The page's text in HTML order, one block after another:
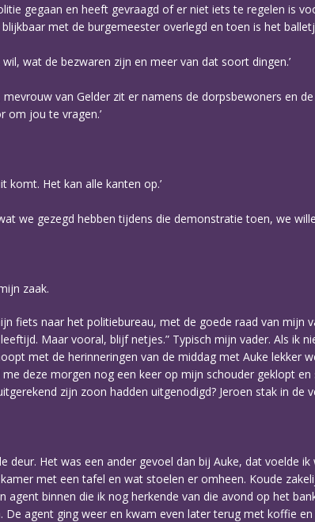
gegaan en heeft gevraagd of er niet iets te regelen is
met de burgemeester overlegd en toen is het
wat de bezwaren zijn en meer van dat soort dingen.’
van Gelder zit er namens de dorpsbewoners en
om jou te vragen.’
komt. Het kan alle kanten op.’
we gezegd hebben tijdens die demonstratie toen, we
zaak.
fiets naar het politiebureau, met de goede raad van mijn
Maar vooral, blijf netjes.” Typisch mijn vader. Als ik
met de herinneringen van de middag met Auke lekker
deze morgen nog een keer op mijn schouder geklopt
zijn zoon hadden uitgenodigd? Jeroen stak in de
Het was een ander gevoel dan bij Auke, dat voelde ik
met een tafel en wat stoelen er omheen. Koude
agent binnen die ik nog herkende van die avond op het
agent ging weer en kwam even later terug met koffie